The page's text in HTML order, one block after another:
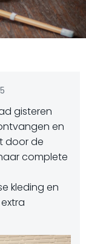
gisteren
en
door de
complete
kleding en